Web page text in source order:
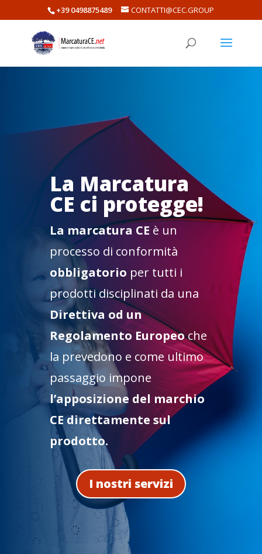
+39 0498875489 CONTATTI@CEC.GROUP
La Marcatura
CE ci protegge!
La marcatura CE è un
processo di conformità
obbligatorio per tutti i
prodotti disciplinati da una
Direttiva od un
Regolamento Europeoche
la prevedono e come ultimo
passaggio impone
l’apposizione del marchio
CE direttamente sul
prodotto.
I nostri servizi